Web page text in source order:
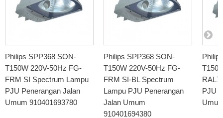
Philips SPP368 SON-
T150W 220V-50Hz FG-
FRM SI Spectrum Lampu
PJU Penerangan Jalan
Umum 910401693780
Philips SPP368 SON-
T150W 220V-50Hz FG-
FRM SI-BL Spectrum
Lampu PJU Penerangan
Jalan Umum
910401694380
PJU